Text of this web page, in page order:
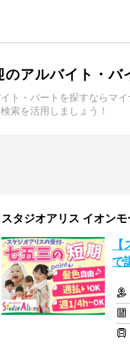
アルバイト・バ
ト・パートを探すならマ
索を活用しましょう！
スタジオアリス イオン
で